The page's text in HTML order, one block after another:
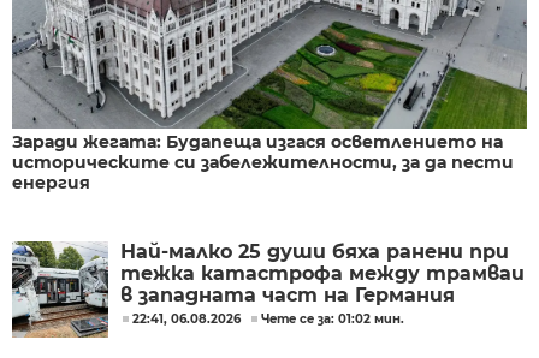
Заради жегата: Будапеща изгася осветлението на
историческите си забележителности, за да пести
енергия
Най-малко 25 души бяха ранени при
тежка катастрофа между трамваи
в западната част на Германия
22:41, 06.08.2026 Чете се за: 01:02 мин.